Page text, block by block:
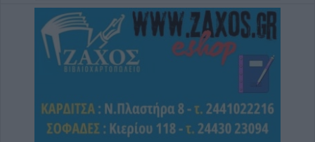
στην πυρκαγιά σε αγροτοδασική έκταση στο
Στεφάνι Κορίνθου
7 Αυγούστου 2026, 16:58
Το Σάββατο 8 Αυγούστου η κηδεία του
Κορυφώνεται η έξοδος του Αυγούστου –
Χιλιάδες επιβάτες αναχωρούν από τα